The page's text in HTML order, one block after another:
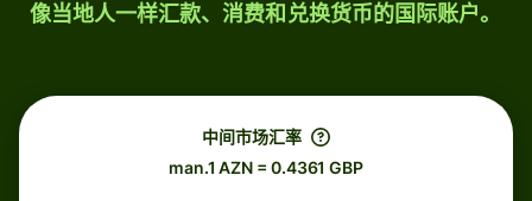
像当地人一样汇款、消费和兑换货币的国际账户。
中间市场汇率
man.1 AZN = 0.4361 GBP